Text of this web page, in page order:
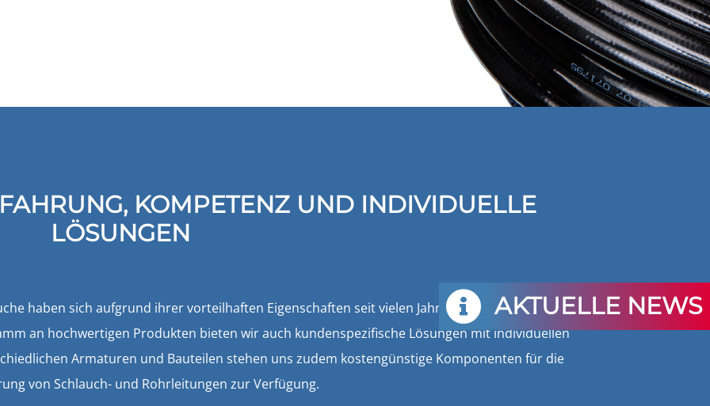
AKTUELLE NEWS
KOMPETENZ UND INDIVIDUELLE
LÖSUNGEN
haben sich aufgrund ihrer vorteilhaften Eigenschaften seit vielen Jahren in einem großen
an hochwertigen Produkten bieten wir auch kundenspezifische Lösungen mit individuellen
Armaturen und Bauteilen stehen uns zudem kostengünstige Komponenten für die
von Schlauch- und Rohrleitungen zur Verfügung.